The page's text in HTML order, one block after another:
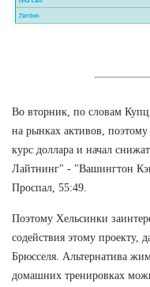
Во вторник, по словам
на рынках активов,
курс доллара и начал
Лайтнинг" - "Вашингтон
Проспал, 55:49.
Поэтому Хельсинки
содействия этому проекту,
Брюсселя. Альтернатива
домашних тренировках